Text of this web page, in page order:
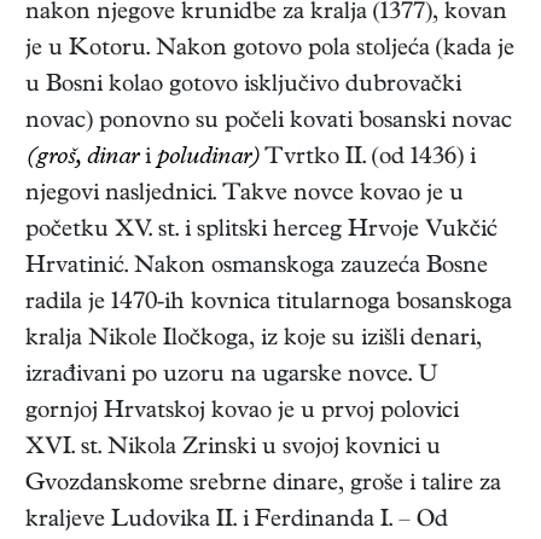
nakon njegove krunidbe za kralja (1377), kovan
je u Kotoru. Nakon gotovo pola stoljeća (kada je
u Bosni kolao gotovo isključivo dubrovački
novac) ponovno su počeli kovati bosanski novac
(groš, dinari poludinar)Tvrtko II. (od 1436) i
njegovi nasljednici. Takve novce kovao je u
početku XV. st. i splitski herceg Hrvoje Vukčić
Hrvatinić. Nakon osmanskoga zauzeća Bosne
radila je 1470-ih kovnica titularnoga bosanskoga
kralja Nikole Iločkoga, iz koje su izišli denari,
izrađivani po uzoru na ugarske novce. U
gornjoj Hrvatskoj kovao je u prvoj polovici
XVI. st. Nikola Zrinski u svojoj kovnici u
Gvozdanskome srebrne dinare, groše i talire za
kraljeve Ludovika II. i Ferdinanda I. – Od